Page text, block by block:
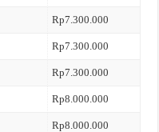
Rp7.300.000
Rp7.300.000
Rp7.300.000
Rp8.000.000
Rp8.000.000